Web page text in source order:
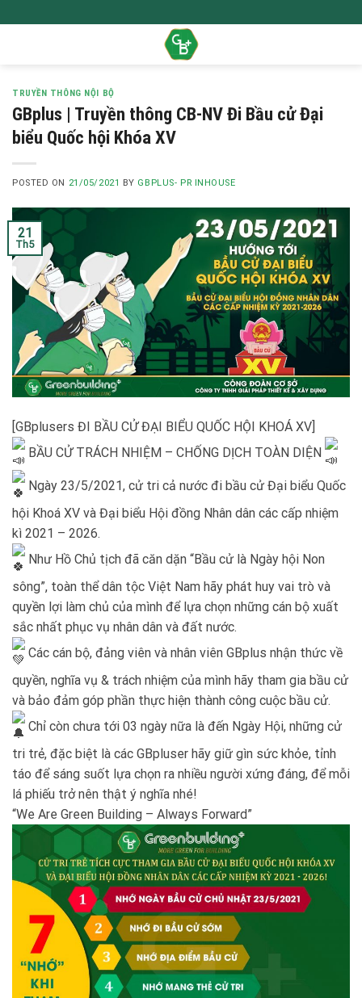
to
TRUYỀN THÔNG NỘI BỘ
GBplus | Truyền thông CB-NV Đi Bầu cử Đại
biểu Quốc hội Khóa XV
POSTED ON 21/05/2021 BY GBPLUS- PR INHOUSE
21
Th5
[GBplusers ĐI BẦU CỬ ĐẠI BIỂU QUỐC HỘI KHOÁ XV]
BẦU CỬ TRÁCH NHIỆM – CHỐNG DỊCH TOÀN DIỆN
Ngày 23/5/2021, cử tri cả nước đi bầu cử Đại biểu Quốc
hội Khoá XV và Đại biểu Hội đồng Nhân dân các cấp nhiệm
kì 2021 – 2026.
Như Hồ Chủ tịch đã căn dặn “Bầu cử là Ngày hội Non
sông”, toàn thể dân tộc Việt Nam hãy phát huy vai trò và
quyền lợi làm chủ của mình để lựa chọn những cán bộ xuất
sắc nhất phục vụ nhân dân và đất nước.
Các cán bộ, đảng viên và nhân viên GBplus nhận thức về
quyền, nghĩa vụ & trách nhiệm của mình hãy tham gia bầu cử
và bảo đảm góp phần thực hiện thành công cuộc bầu cử.
Chỉ còn chưa tới 03 ngày nữa là đến Ngày Hội, những cử
tri trẻ, đặc biệt là các GBpluser hãy giữ gìn sức khỏe, tỉnh
táo để sáng suốt lựa chọn ra nhiều người xứng đáng, để mỗi
lá phiếu trở nên thật ý nghĩa nhé!
“We Are Green Building – Always Forward”